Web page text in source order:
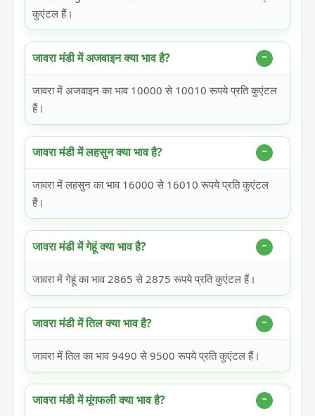
कुएंटल हैं।
जावरा मंडी में अजवाइन क्या भाव है?
जावरा में अजवाइन का भाव 10000 से 10010 रूपये प्रति कुएंटल
हैं।
जावरा मंडी में लहसुन क्या भाव है?
जावरा में लहसुन का भाव 16000 से 16010 रूपये प्रति कुएंटल
हैं।
जावरा मंडी में गेहूं क्या भाव है?
जावरा में गेहूं का भाव 2865 से 2875 रूपये प्रति कुएंटल हैं।
जावरा मंडी में तिल क्या भाव है?
जावरा में तिल का भाव 9490 से 9500 रूपये प्रति कुएंटल हैं।
जावरा मंडी में मूंगफली क्या भाव है?